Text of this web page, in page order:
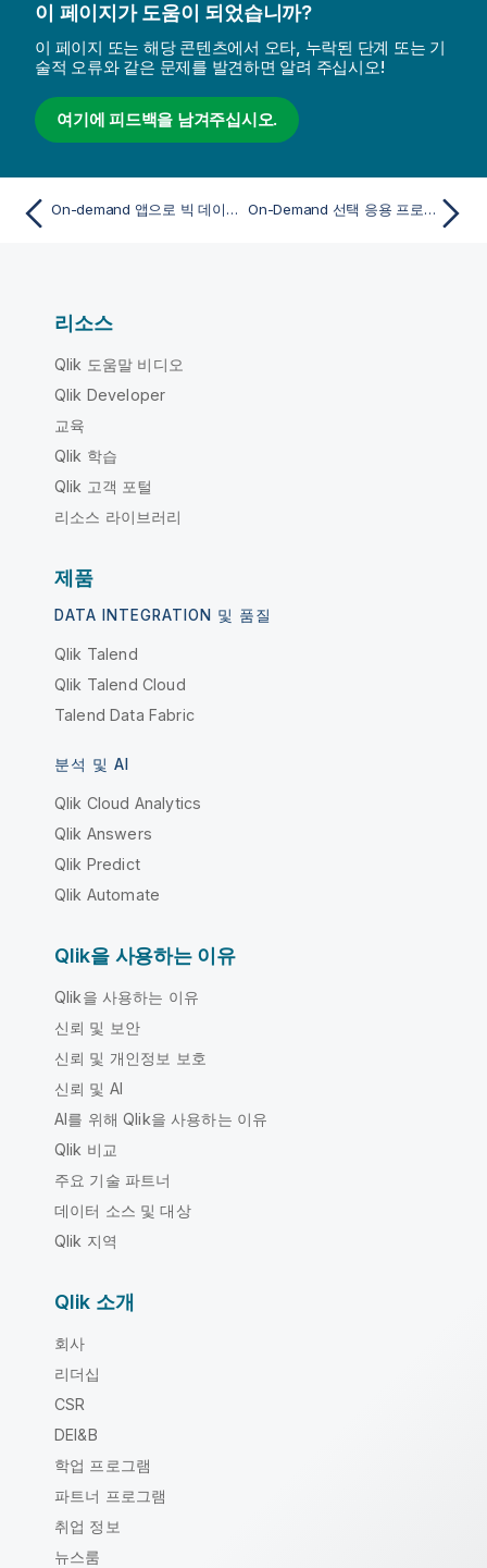
이 페이지가 도움이 되었습니까?
이 페이지 또는 해당 콘텐츠에서 오타, 누락된 단계 또는 기
술적 오류와 같은 문제를 발견하면 알려 주십시오!
여기에 피드백을 남겨주십시오.
On-demand 앱으로 빅 데이터 관리 On-Demand 선택 응용 프로그램 만들기
리소스
Qlik 도움말 비디오
Qlik Developer
교육
Qlik 학습
Qlik 고객 포털
리소스 라이브러리
제품
DATA INTEGRATION 및 품질
Qlik Talend
Qlik Talend Cloud
Talend Data Fabric
분석 및 AI
Qlik Cloud Analytics
Qlik Answers
Qlik Predict
Qlik Automate
Qlik을 사용하는 이유
Qlik을 사용하는 이유
신뢰 및 보안
신뢰 및 개인정보 보호
신뢰 및 AI
AI를 위해 Qlik을 사용하는 이유
Qlik 비교
주요 기술 파트너
데이터 소스 및 대상
Qlik 지역
Qlik 소개
회사
리더십
CSR
DEI&B
학업 프로그램
파트너 프로그램
취업 정보
뉴스룸